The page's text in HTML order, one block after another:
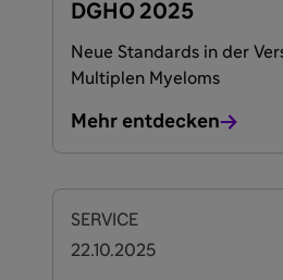
DGHO 2025
Neue Standards in der
Multiplen Myeloms
Mehr entdecken
SERVICE
22.10.2025